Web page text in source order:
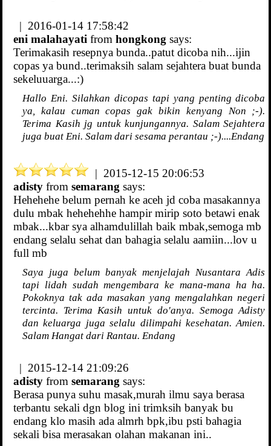
| 2016-01-14 17:58:42
eni malahayati from hongkong says:
Terimakasih resepnya bunda..patut dicoba nih...ijin
copas ya bund..terimaksih salam sejahtera buat bunda
sekeluuarga...:)
Hallo Eni. Silahkan dicopas tapi yang penting dicoba
ya, kalau cuman copas gak bikin kenyang Non ;-).
Terima Kasih jg untuk kunjungannya. Salam Sejahtera
juga buat Eni. Salam dari sesama perantau ;-)....Endang
| 2015-12-15 20:06:53
adisty from semarang says:
Hehehehe belum pernah ke aceh jd coba masakannya
dulu mbak hehehehhe hampir mirip soto betawi enak
mbak...kbar sya alhamdulillah baik mbak,semoga mb
endang selalu sehat dan bahagia selalu aamiin...lov u
full mb
Saya juga belum banyak menjelajah Nusantara Adis
tapi lidah sudah mengembara ke mana-mana ha ha.
Pokoknya tak ada masakan yang mengalahkan negeri
tercinta. Terima Kasih untuk do'anya. Semoga Adisty
dan keluarga juga selalu dilimpahi kesehatan. Amien.
Salam Hangat dari Rantau. Endang
| 2015-12-14 21:09:26
adisty from semarang says:
Berasa punya suhu masak,murah ilmu saya berasa
terbantu sekali dgn blog ini trimksih banyak bu
endang klo masih ada almrh bpk,ibu psti bahagia
sekali bisa merasakan olahan makanan ini..